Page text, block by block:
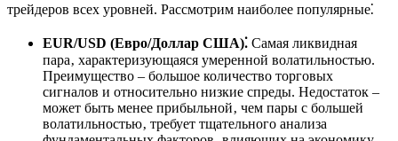
трейдеров всех уровней. Рассмотрим наиболее популярные⁚
EUR/USD (Евро/Доллар США)⁚ Самая ликвидная
пара‚ характеризующаяся умеренной волатильностью.
Преимущество – большое количество торговых
сигналов и относительно низкие спреды. Недостаток –
может быть менее прибыльной‚ чем пары с большей
волатильностью‚ требует тщательного анализа